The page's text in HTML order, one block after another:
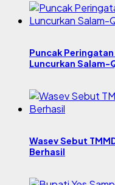
Puncak Peringatan
Luncurkan Salam-
Wasev Sebut
Berhasil